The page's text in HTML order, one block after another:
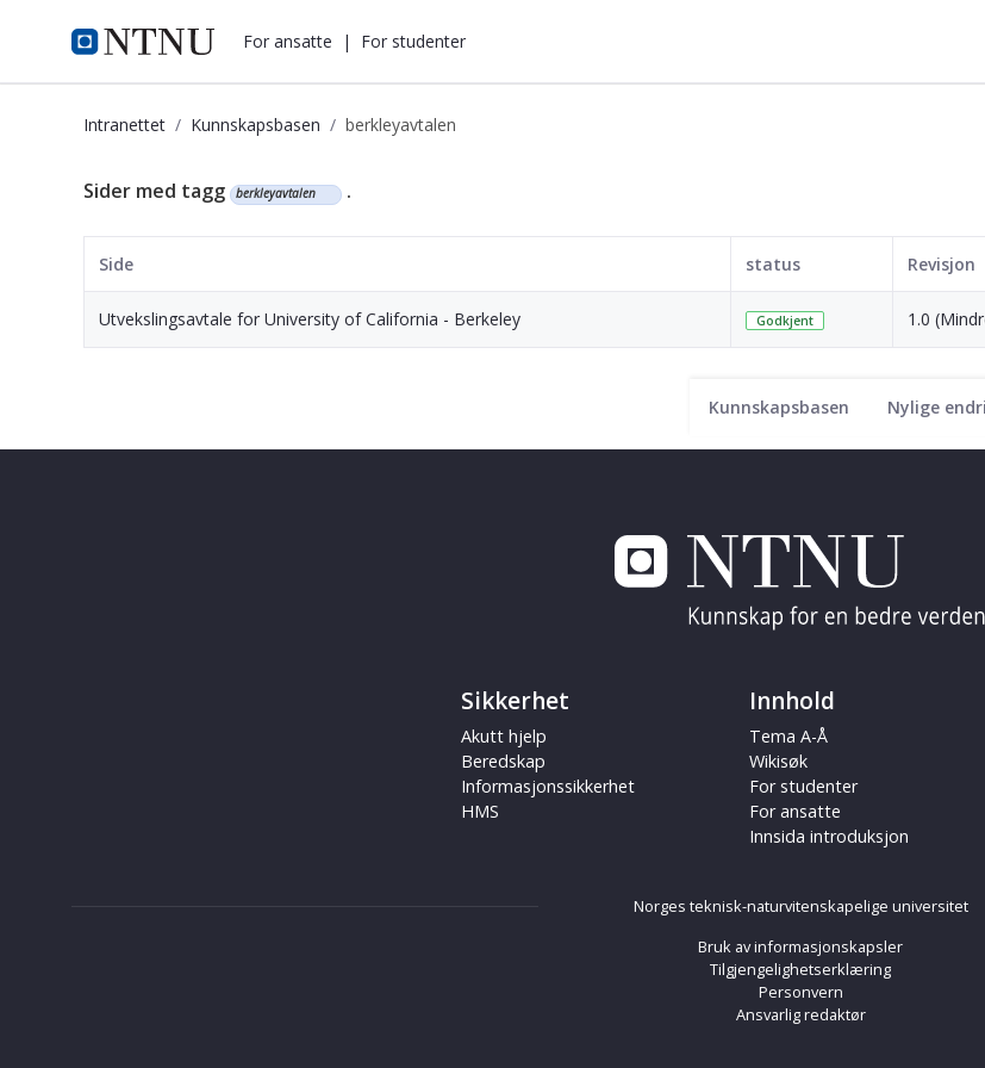
i.ntnu.no For ansatte | For studenter
Intranettet Kunnskapsbasen berkleyavtalen
Kunnskapsbasen
Kunnskapsbasen Nylige
Sider med tagg berkleyavtalen .
Side status Revisjon
Utvekslingsavtale for University of California - Berkeley Godkjent 1.0
Sikkerhet
Akutt hjelp
Beredskap
Informasjonssikkerhet
HMS
Innhold
Tema A-Å
Wikisøk
For studenter
For ansatte
Innsida introduksjon
Norges teknisk-naturvitenskapelige universitet
Bruk av informasjonskapsler
Tilgjengelighetserklæring
Personvern
Ansvarlig redaktør